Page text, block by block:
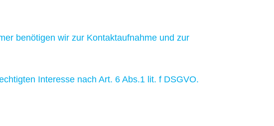
benötigen wir zur Kontaktaufnahme und zur
Interesse nach Art. 6 Abs.1 lit. f DSGVO.